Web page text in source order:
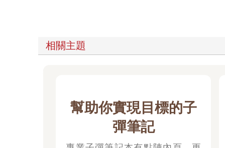
相關主題
幫助你實現目標的子
彈筆記